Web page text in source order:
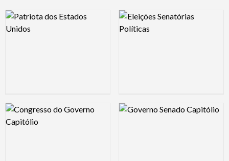
Logo Preview Image Logo Preview Image
Logo Preview Image Logo Preview Image